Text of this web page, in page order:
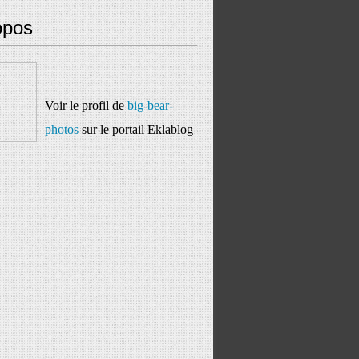
Voir le profil debig-bear-
photossur le portail Eklablog